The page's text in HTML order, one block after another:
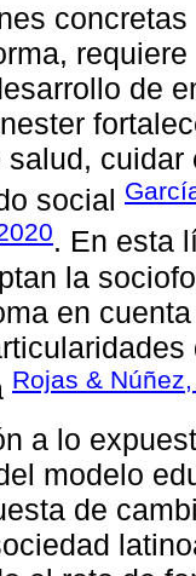
de
social
. En esta
la
en
Rojas &
a lo
modelo
de